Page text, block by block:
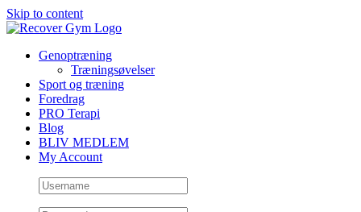
Skip to content
Genoptræning
Træningsøvelser
Sport og træning
Foredrag
PRO Terapi
Blog
BLIV MEDLEM
My Account